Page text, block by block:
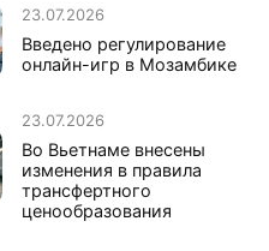
23.07.2026
Введено регулирование
онлайн-игр в Мозамбике
23.07.2026
Во Вьетнаме внесены
изменения в правила
трансфертного
ценообразования